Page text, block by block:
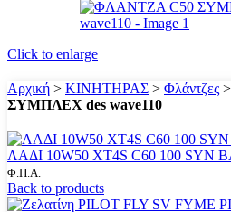
Click to enlarge
Αρχική > ΚΙΝΗΤΗΡΑΣ > Φλάντζες >
ΣΥΜΠΛΕΧ des wave110
ΛΑΔΙ 10W50 XT4S C60 100 SYN
Φ.Π.Α.
Back to products